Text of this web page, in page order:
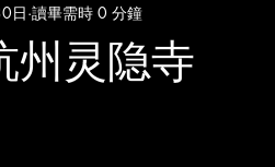
想爬雪山的稿纸｜design
州灵隐寺
日 讀畢需時 0 分鐘